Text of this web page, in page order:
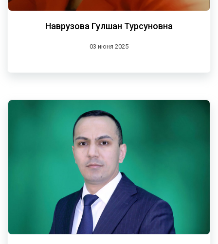
Наврузова Гулшан Турсуновна
03 июня 2025